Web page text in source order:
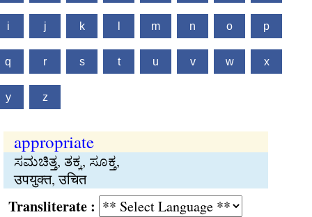
i j k m n o p
q r s t u v w x
y z
appropriate
ಸಮಚಿತ್ತ, ತಕ್ಕ, ಸೂಕ್ತ,
उपयुक्त, उचित
: